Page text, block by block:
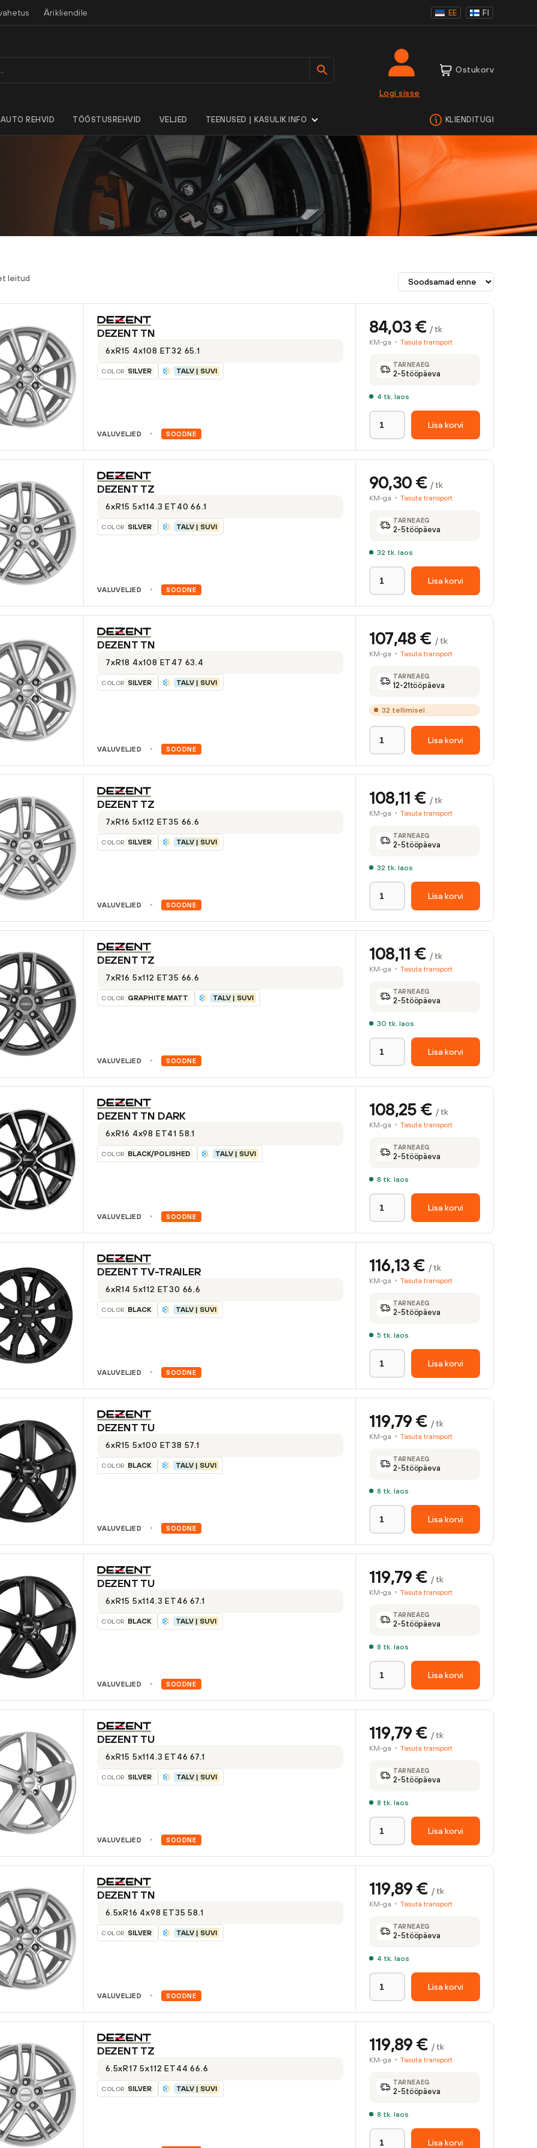
Ärikliendile EE FI
Logi sisse
Ostukorv
REHVID TÖÖSTUSREHVID VELJED TEENUSED | KASULIK INFO KLIENDITUGI
leitud
DEZENT TN
6xR15 4x108 ET32 65.1
COLOR SILVER TALV | SUVI
VALUVELJED SOODNE
84,03 € / tk
KM-ga Tasuta transport
TARNEAEG
2-5tööpäeva
4 tk. laos
Lisa korvi
DEZENT TZ
6xR15 5x114.3 ET40 66.1
COLOR SILVER TALV | SUVI
VALUVELJED SOODNE
90,30 € / tk
KM-ga Tasuta transport
TARNEAEG
2-5tööpäeva
32 tk. laos
Lisa korvi
DEZENT TN
7xR18 4x108 ET47 63.4
COLOR SILVER TALV | SUVI
VALUVELJED SOODNE
107,48 € / tk
KM-ga Tasuta transport
TARNEAEG
12-21 tööpäeva
32 tellimisel
Lisa korvi
DEZENT TZ
7xR16 5x112 ET35 66.6
COLOR SILVER TALV | SUVI
VALUVELJED SOODNE
108,11 € / tk
KM-ga Tasuta transport
TARNEAEG
2-5tööpäeva
32 tk. laos
Lisa korvi
DEZENT TZ
7xR16 5x112 ET35 66.6
COLOR GRAPHITE MATT TALV | SUVI
VALUVELJED SOODNE
108,11 € / tk
KM-ga Tasuta transport
TARNEAEG
2-5tööpäeva
30 tk. laos
Lisa korvi
DEZENT TN DARK
6xR16 4x98 ET41 58.1
COLOR BLACK/POLISHED TALV | SUVI
VALUVELJED SOODNE
108,25 € / tk
KM-ga Tasuta transport
TARNEAEG
2-5tööpäeva
8 tk. laos
Lisa korvi
DEZENT TV-TRAILER
6xR14 5x112 ET30 66.6
COLOR BLACK TALV | SUVI
VALUVELJED SOODNE
116,13 € / tk
KM-ga Tasuta transport
TARNEAEG
2-5tööpäeva
5 tk. laos
Lisa korvi
DEZENT TU
6xR15 5x100 ET38 57.1
COLOR BLACK TALV | SUVI
VALUVELJED SOODNE
119,79 € / tk
KM-ga Tasuta transport
TARNEAEG
2-5tööpäeva
8 tk. laos
Lisa korvi
DEZENT TU
6xR15 5x114.3 ET46 67.1
COLOR BLACK TALV | SUVI
VALUVELJED SOODNE
119,79 € / tk
KM-ga Tasuta transport
TARNEAEG
2-5tööpäeva
8 tk. laos
Lisa korvi
DEZENT TU
6xR15 5x114.3 ET46 67.1
COLOR SILVER TALV | SUVI
VALUVELJED SOODNE
119,79 € / tk
KM-ga Tasuta transport
TARNEAEG
2-5tööpäeva
8 tk. laos
Lisa korvi
DEZENT TN
6.5xR16 4x98 ET35 58.1
COLOR SILVER TALV | SUVI
VALUVELJED SOODNE
119,89 € / tk
KM-ga Tasuta transport
TARNEAEG
2-5tööpäeva
4 tk. laos
Lisa korvi
DEZENT TZ
6.5xR17 5x112 ET44 66.6
COLOR SILVER TALV | SUVI
119,89 € / tk
KM-ga Tasuta transport
TARNEAEG
2-5tööpäeva
8 tk. laos
Lisa korvi